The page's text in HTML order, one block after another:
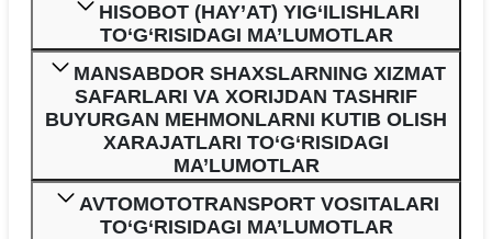
HISOBOT (HAY’AT) YIG‘ILISHLARI
TO‘G‘RISIDAGI MA’LUMOTLAR
MANSABDOR SHAXSLARNING XIZMAT
SAFARLARI VA XORIJDAN TASHRIF
BUYURGAN MEHMONLARNI KUTIB OLISH
XARAJATLARI TO‘G‘RISIDAGI
MA’LUMOTLAR
AVTOMOTOTRANSPORT VOSITALARI
TO‘G‘RISIDAGI MA’LUMOTLAR